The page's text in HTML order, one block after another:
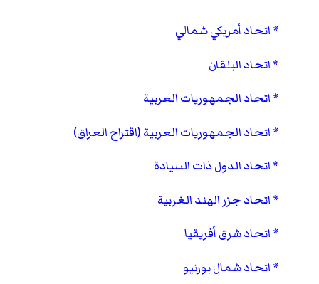
اتحاد أمريكي شمالي
اتحاد البلقان
اتحاد الجمهوريات العربية
اتحاد الجمهوريات العربية (اقتراح العراق)
اتحاد الدول ذات السيادة
اتحاد جزر الهند الغربية
اتحاد شرق أفريقيا
اتحاد شمال بورنيو